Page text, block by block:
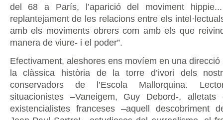
del 68 a París, l’aparició del moviment
replantejament de les relacions entre els
amb els moviments obrers com amb els que
manera de viure- i el poder”.
Efectivament, aleshores ens movíem en una
la clàssica història de la torre d’ivori dels
conservadors de l’Escola Mallorquina.
situacionistes –Vaneigem, Guy Debord-, alletats
existencialistes franceses –aquell descobriment